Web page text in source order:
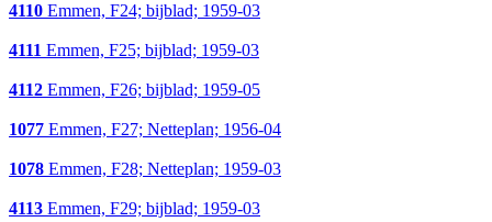
4110 Emmen, F24; bijblad; 1959-03
4111 Emmen, F25; bijblad; 1959-03
4112 Emmen, F26; bijblad; 1959-05
1077 Emmen, F27; Netteplan; 1956-04
1078 Emmen, F28; Netteplan; 1959-03
4113 Emmen, F29; bijblad; 1959-03